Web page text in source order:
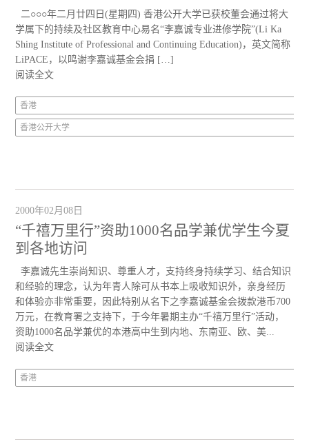
二○○○年二月廿四日(星期四) 香港公开大学已获校董会通过将大
学属下的持续及社区教育中心易名“李嘉诚专业进修学院”(Li Ka
Shing Institute of Professional and Continuing Education)，英文简称
LiPACE，以鸣谢李嘉诚基金会捐 […]
阅读全文
香港
香港公开大学
2000年02月08日
“千禧万里行”资助1000名品学兼优学生今夏
到各地访问
李嘉诚先生崇尚知识、尊重人才，支持终身持续学习、结合知识
和经验的理念，认为年青人除可从书本上吸收知识外，亲身经历
和体验亦非常重要，因此特别从名下之李嘉诚基金会拨款港币700
万元，在教育署之支持下，于今年暑期主办“千禧万里行”活动，
资助1000名品学兼优的本港高中生到内地、东南亚、欧、美...
阅读全文
香港